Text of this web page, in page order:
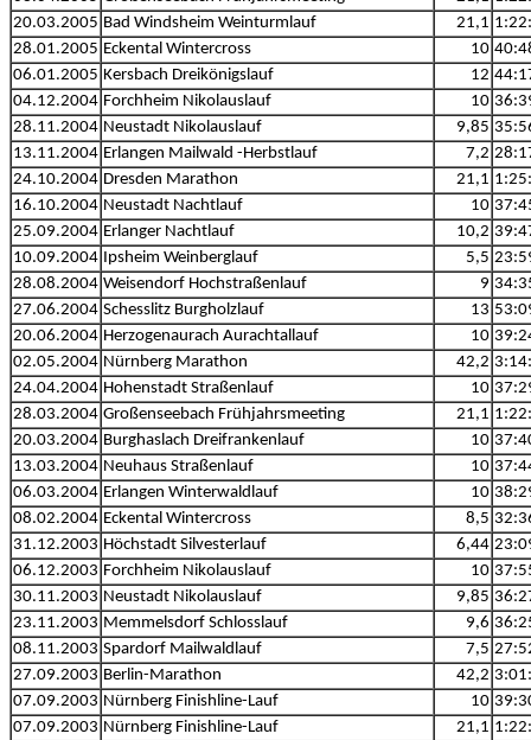
20.03.2005 Bad Windsheim Weinturmlauf 21,1
28.01.2005 Eckental Wintercross 10
06.01.2005 Kersbach Dreikönigslauf 12
04.12.2004 Forchheim Nikolauslauf 10
28.11.2004 Neustadt Nikolauslauf 9,85
13.11.2004 Erlangen Mailwald -Herbstlauf 7,2
24.10.2004 Dresden Marathon 21,1
16.10.2004 Neustadt Nachtlauf 10
25.09.2004 Erlanger Nachtlauf 10,2
10.09.2004 Ipsheim Weinberglauf 5,5
28.08.2004 Weisendorf Hochstraßenlauf 9
27.06.2004 Schesslitz Burgholzlauf 13
20.06.2004 Herzogenaurach Aurachtallauf 10
02.05.2004 Nürnberg Marathon 42,2
24.04.2004 Hohenstadt Straßenlauf 10
28.03.2004 Großenseebach Frühjahrsmeeting 21,1
20.03.2004 Burghaslach Dreifrankenlauf 10
13.03.2004 Neuhaus Straßenlauf 10
06.03.2004 Erlangen Winterwaldlauf 10
08.02.2004 Eckental Wintercross 8,5
31.12.2003 Höchstadt Silvesterlauf 6,44
06.12.2003 Forchheim Nikolauslauf 10
30.11.2003 Neustadt Nikolauslauf 9,85
23.11.2003 Memmelsdorf Schlosslauf 9,6
08.11.2003 Spardorf Mailwaldlauf 7,5
27.09.2003 Berlin-Marathon 42,2
07.09.2003 Nürnberg Finishline-Lauf 10
07.09.2003 Nürnberg Finishline-Lauf 21,1